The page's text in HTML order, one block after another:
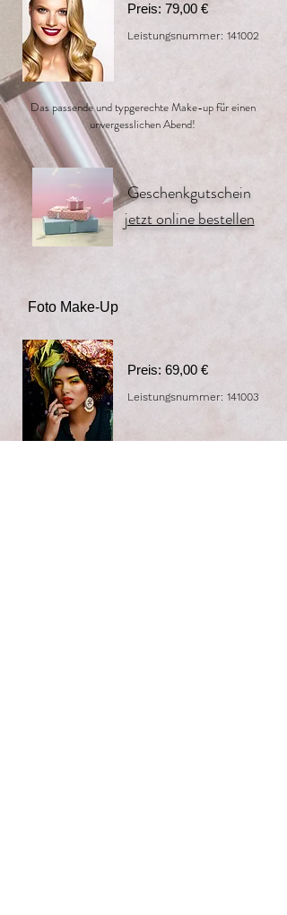
Preis: 79,00 €
Leistungsnummer: 141002
Das passende und typgerechte Make-up für einen
unvergesslichen Abend!
Geschenkgutschein
jetzt online bestellen
Foto Make-Up
Preis: 69,00 €
Leistungsnummer: 141003